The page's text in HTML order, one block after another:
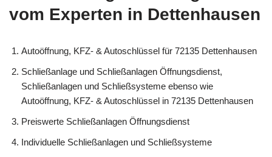
vom Experten in Dettenhausen
Autoöffnung, KFZ- & Autoschlüssel für 72135 Dettenhausen
Schließanlage und Schließanlagen Öffnungsdienst,
Schließanlagen und Schließsysteme ebenso wie
Autoöffnung, KFZ- & Autoschlüssel in 72135 Dettenhausen
Preiswerte Schließanlagen Öffnungsdienst
Individuelle Schließanlagen und Schließsysteme